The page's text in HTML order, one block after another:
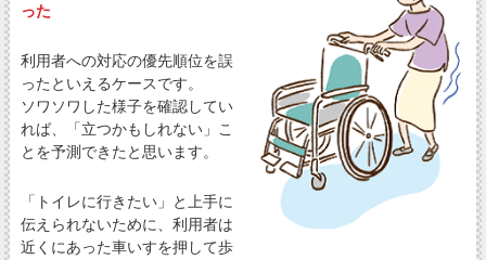
った
利用者への対応の優先順位を誤
ったといえるケースです。
ソワソワした様子を確認してい
れば、「立つかもしれない」こ
とを予測できたと思います。
「トイレに行きたい」と上手に
伝えられないために、利用者は
近くにあった車いすを押して歩